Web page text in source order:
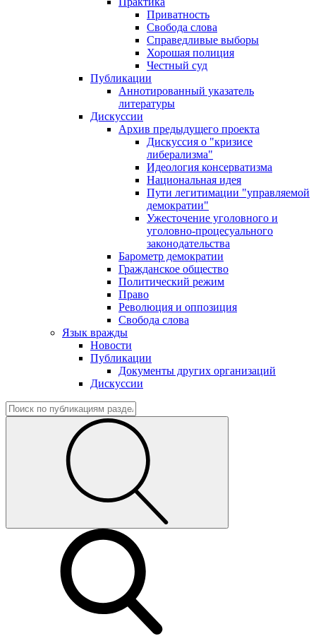
Приватность
Свобода слова
Справедливые выборы
Хорошая полиция
Честный суд
Публикации
Аннотированный указатель
литературы
Дискуссии
Архив предыдущего проекта
Дискуссия о "кризисе
либерализма"
Идеология консерватизма
Национальная идея
Пути легитимации "управляемой
демократии"
Ужесточение уголовного и
уголовно-процесуального
законодательства
Барометр демократии
Гражданское общество
Политический режим
Право
Революция и оппозиция
Свобода слова
Язык вражды
Новости
Публикации
Документы других организаций
Дискуссии